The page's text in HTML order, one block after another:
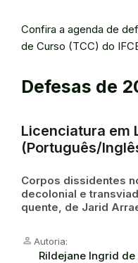
Confira a agenda de
de Curso (TCC) do
Defesas de
Licenciatura em
(Português/
Corpos dissidentes
decolonial e
quente, de Jarid
person Autoria:
Rildejane Ingrid